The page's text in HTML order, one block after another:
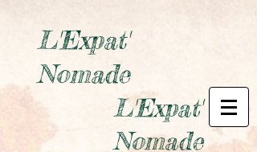
L'Expat'
Nomade
L'Expat'
Nomade